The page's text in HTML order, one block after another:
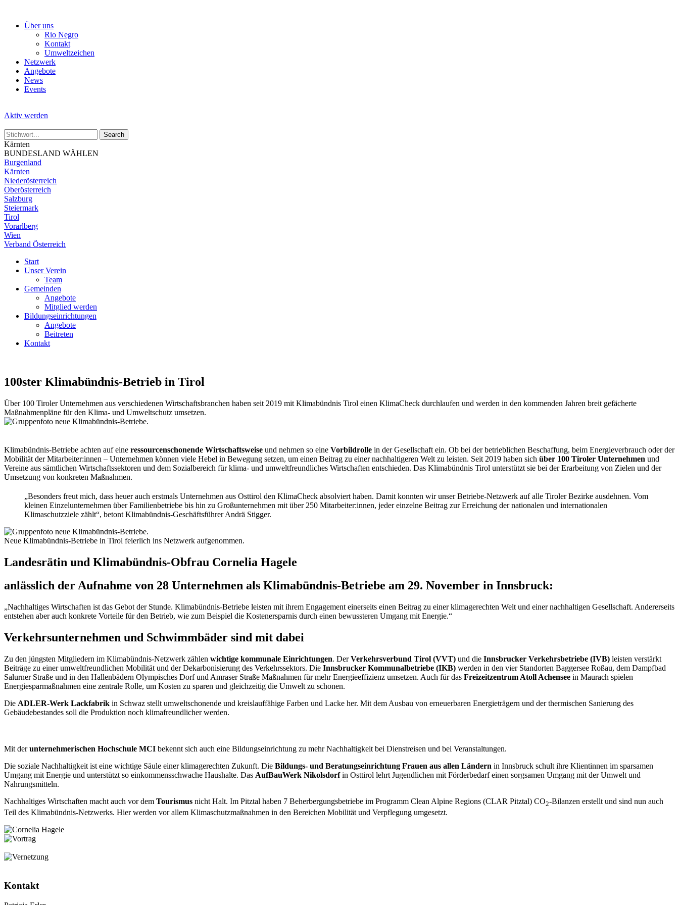
Über uns
Rio Negro
Kontakt
Umweltzeichen
Netzwerk
Angebote
News
Events
Aktiv werden
Kärnten
BUNDESLAND WÄHLEN
Burgenland
Kärnten
Niederösterreich
Oberösterreich
Salzburg
Steiermark
Tirol
Vorarlberg
Wien
Verband Österreich
Start
Unser Verein
Team
Gemeinden
Angebote
Mitglied werden
Bildungseinrichtungen
Angebote
Beitreten
Kontakt
100ster Klimabündnis-Betrieb in Tirol
Über 100 Tiroler Unternehmen aus verschiedenen Wirtschaftsbranchen haben seit 2019 mit Klimabündnis Tirol einen KlimaCheck durchlaufen und werden in den kommenden Jahren breit gefächerte
Maßnahmenpläne für den Klima- und Umweltschutz umsetzen.
Klimabündnis-Betriebe achten auf eine ressourcenschonende Wirtschaftsweise und nehmen so eine Vorbildrolle in der Gesellschaft ein. Ob bei der betrieblichen Beschaffung, beim Energieverbrauch oder der
Mobilität der Mitarbeiter:innen – Unternehmen können viele Hebel in Bewegung setzen, um einen Beitrag zu einer nachhaltigeren Welt zu leisten. Seit 2019 haben sich über 100 Tiroler Unternehmen und
Vereine aus sämtlichen Wirtschaftssektoren und dem Sozialbereich für klima- und umweltfreundliches Wirtschaften entschieden. Das Klimabündnis Tirol unterstützt sie bei der Erarbeitung von Zielen und der
Umsetzung von konkreten Maßnahmen.
„Besonders freut mich, dass heuer auch erstmals Unternehmen aus Osttirol den KlimaCheck absolviert haben. Damit konnten wir unser Betriebe-Netzwerk auf alle Tiroler Bezirke ausdehnen. Vom
kleinen Einzelunternehmen über Familienbetriebe bis hin zu Großunternehmen mit über 250 Mitarbeiter:innen, jeder einzelne Beitrag zur Erreichung der nationalen und internationalen
Klimaschutzziele zählt“, betont Klimabündnis-Geschäftsführer Andrä Stigger.
Neue Klimabündnis-Betriebe in Tirol feierlich ins Netzwerk aufgenommen.
Landesrätin und Klimabündnis-Obfrau Cornelia Hagele
anlässlich der Aufnahme von 28 Unternehmen als Klimabündnis-Betriebe am 29. November in Innsbruck:
„Nachhaltiges Wirtschaften ist das Gebot der Stunde. Klimabündnis-Betriebe leisten mit ihrem Engagement einerseits einen Beitrag zu einer klimagerechten Welt und einer nachhaltigen Gesellschaft. Andererseits
entstehen aber auch konkrete Vorteile für den Betrieb, wie zum Beispiel die Kostenersparnis durch einen bewussteren Umgang mit Energie.“
Verkehrsunternehmen und Schwimmbäder sind mit dabei
Zu den jüngsten Mitgliedern im Klimabündnis-Netzwerk zählen wichtige kommunale Einrichtungen. DerVerkehrsverbund Tirol (VVT) und die Innsbrucker Verkehrsbetriebe (IVB) leisten verstärkt
Beiträge zu einer umweltfreundlichen Mobilität und der Dekarbonisierung des Verkehrssektors. Die Innsbrucker Kommunalbetriebe (IKB) werden in den vier Standorten Baggersee Roßau, dem Dampfbad
Salurner Straße und in den Hallenbädern Olympisches Dorf und Amraser Straße Maßnahmen für mehr Energieeffizienz umsetzen. Auch für das Freizeitzentrum Atoll Achensee in Maurach spielen
Energiesparmaßnahmen eine zentrale Rolle, um Kosten zu sparen und gleichzeitig die Umwelt zu schonen.
Die ADLER-Werk Lackfabrik in Schwaz stellt umweltschonende und kreislauffähige Farben und Lacke her. Mit dem Ausbau von erneuerbaren Energieträgern und der thermischen Sanierung des
Gebäudebestandes soll die Produktion noch klimafreundlicher werden.
Mit derunternehmerischen Hochschule MCI bekennt sich auch eine Bildungseinrichtung zu mehr Nachhaltigkeit bei Dienstreisen und bei Veranstaltungen.
Die soziale Nachhaltigkeit ist eine wichtige Säule einer klimagerechten Zukunft. Die Bildungs- und Beratungseinrichtung Frauen aus allen Ländern in Innsbruck schult ihre Klientinnen im sparsamen
Umgang mit Energie und unterstützt so einkommensschwache Haushalte. Das AufBauWerk Nikolsdorfin Osttirol lehrt Jugendlichen mit Förderbedarf einen sorgsamen Umgang mit der Umwelt und
Nahrungsmitteln.
Nachhaltiges Wirtschaften macht auch vor dem Tourismus nicht Halt. Im Pitztal haben 7 Beherbergungsbetriebe im Programm Clean Alpine Regions (CLAR Pitztal) CO2-Bilanzen erstellt und sind nun auch
Teil des Klimabündnis-Netzwerks. Hier werden vor allem Klimaschutzmaßnahmen in den Bereichen Mobilität und Verpflegung umgesetzt.
Kontakt